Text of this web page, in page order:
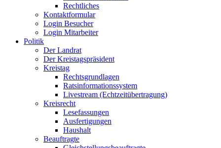
Rechtliches
Kontaktformular
Login Besucher
Login Mitarbeiter
Politik
Der Landrat
Der Kreistagspräsident
Kreistag
Rechtsgrundlagen
Ratsinformationssystem
Livestream (Echtzeitübertragung)
Kreisrecht
Lesefassungen
Ausfertigungen
Haushalt
Beauftragte